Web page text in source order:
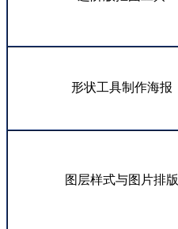
形状工具制作海报
图层样式与图片排版